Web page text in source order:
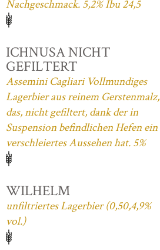
Nachgeschmack. 5,2% Ibu 24,5
ICHNUSA NICHT
GEFILTERT
Assemini Cagliari Vollmundiges
Lagerbier aus reinem Gerstenmalz,
das, nicht gefiltert, dank der in
Suspension befindlichen Hefen ein
verschleiertes Aussehen hat. 5%
WILHELM
unfiltriertes Lagerbier (0,50,4,9%
vol.)